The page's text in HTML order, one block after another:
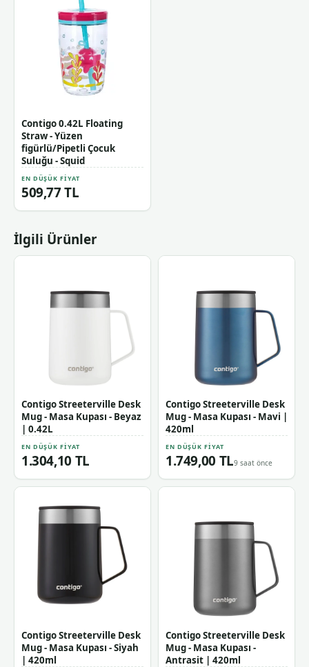
Contigo 0.42L Floating
Straw - Yüzen
figürlü/Pipetli Çocuk
Suluğu - Squid
EN DÜŞÜK FIYAT
509,77 TL
İlgili Ürünler
Contigo Streeterville Desk
Mug - Masa Kupası - Beyaz
| 0.42L
EN DÜŞÜK FIYAT
1.304,10 TL
Contigo Streeterville Desk
Mug - Masa Kupası - Mavi |
420ml
EN DÜŞÜK FIYAT
1.749,00 TL9 saat önce
Contigo Streeterville Desk
Mug - Masa Kupası - Siyah
| 420ml
Contigo Streeterville Desk
Mug - Masa Kupası -
Antrasit | 420ml